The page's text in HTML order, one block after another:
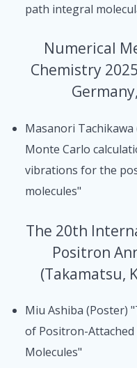
path integral
Numerical
Chemistry
Masanori
Monte Carlo
vibrations for the
molecules"
The 20th
Positron
(Takamatsu,
Miu Ashiba (Poster)
of Positron-
Molecules"